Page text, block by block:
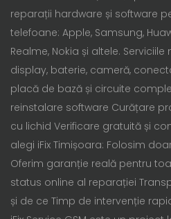
reparații hardware și software
telefoane: Apple, Samsung,
Realme, Nokia și altele.
display, baterie, cameră,
placă de bază și circuite
reinstalare software Curățare
cu lichid Verificare gratuită și
alegi iFix Timișoara: Folosim
Oferim garanție reală pentru
status online al reparației
și de ce Timp de intervenție